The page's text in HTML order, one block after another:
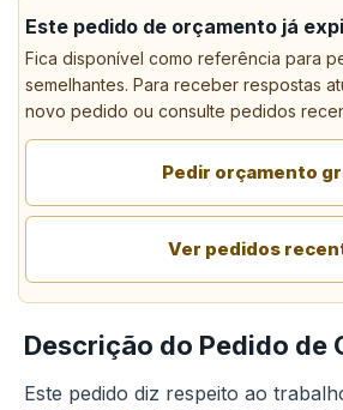
Este pedido de orçamento já
Fica disponível como referência para
semelhantes. Para receber respostas
novo pedido ou consulte pedidos
Pedir orçamento
Ver pedidos
Descrição do Pedido de
Este pedido diz respeito ao